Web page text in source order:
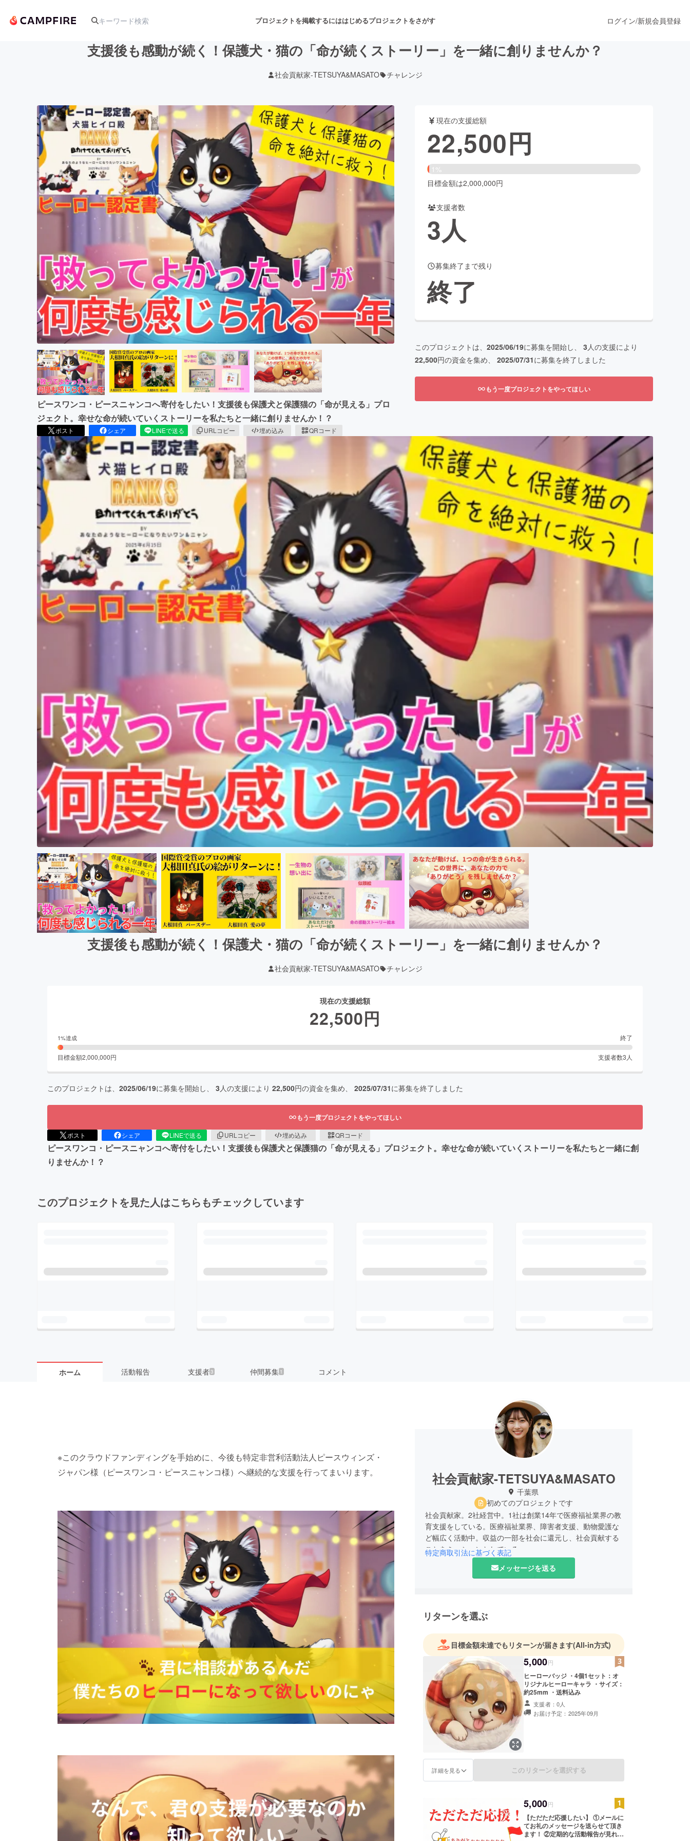
プロジェクトを掲載するにははじめるプロジェクトをさがす
アート・写真 音楽 舞台・パフォーマンス
テクノロジー・ガジェット ゲーム・サービス開発 フード・飲食店 ファッション
映像・映画 書籍・雑誌出版 アニメ・漫画
ビジネス・起業 チャレンジ ビューティー・ヘルスケア
まちづくり・地域活性化
CAMPFIRE for Social Good
CAMPFIREふるさと納税machi-ya
ログイン/新規会員登録
支援後も感動が続く！保護犬・猫の「命が続くストーリー」を一緒に創りませんか？
社会貢献家-TETSUYA&MASATO チャレンジ
ピースワンコ・ピースニャンコへ寄付をしたい！支援後も保護犬と保護猫の「命が見える」プロ
ジェクト。幸せな命が続いていくストーリーを私たちと一緒に創りませんか！？
ポスト シェア LINEで送る URLコピー 埋め込み QRコード
現在の支援総額
22,500円
1%
目標金額は2,000,000円
支援者数
3人
募集終了まで残り
終了
このプロジェクトは、 2025/06/19に募集を開始し、 3人の支援により
22,500円の資金を集め、 2025/07/31に募集を終了しました
もう一度プロジェクトをやってほしい
支援後も感動が続く！保護犬・猫の「命が続くストーリー」を一緒に創りませんか？
社会貢献家-TETSUYA&MASATO チャレンジ
現在の支援総額
22,500円
1%達成 終了
目標金額2,000,000円 支援者数3 人
このプロジェクトは、 2025/06/19に募集を開始し、 3人の支援により 22,500円の資金を集め、 2025/07/31に募集を終了しました
もう一度プロジェクトをやってほしい
ポスト シェア LINEで送る URLコピー 埋め込み QRコード
ピースワンコ・ピースニャンコへ寄付をしたい！支援後も保護犬と保護猫の「命が見える」プロジェクト。幸せな命が続いていくストーリーを私たちと一緒に創
りませんか！？
このプロジェクトを見た人はこちらもチェックしています
ホーム 活動報告 支援者3 仲間募集 1 コメント
※このクラウドファンディングを手始めに、今後も特定非営利活動法人ピースウィンズ・
ジャパン様（ピースワンコ・ピースニャンコ様）へ継続的な支援を行ってまいります。
社会貢献家-TETSUYA&MASATO
千葉県
初めてのプロジェクトです
社会貢献家。2社経営中。1社は創業14年で医療福祉業界の教
育支援をしている。医療福祉業界、障害者支援、動物愛護な
ど幅広く活動中。収益の一部を社会に還元し、社会貢献する
ことをミッションとしている。
特定商取引法に基づく表記
メッセージを送る
リターンを選ぶ
目標金額未達でもリターンが届きます(All-in方式)
5,000円
ヒーローバッジ ・4個1セット：オ
リジナルヒーローキャラ ・サイズ：
約25mm ・送料込み
支援者：0人
お届け予定：2025年09月
詳細を見る このリターンを選択する
5,000円
【ただただ応援したい】 ①メールに
てお礼のメッセージを送らせて頂き
ます！ ②定期的な活動報告が見れる